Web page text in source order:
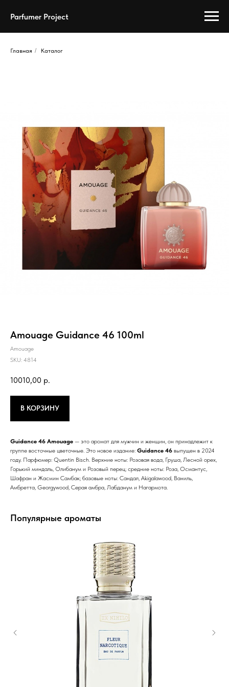
Parfumer Project
Главная / Каталог
Amouage Guidance 46 100ml
Amouage
SKU: 4814
10010,00 р.
В КОРЗИНУ
Guidance 46 Amouage — это аромат для мужчин и женщин, он принадлежит к
группе восточные цветочные. Это новое издание: Guidance 46 выпущен в 2024
году. Парфюмер: Quentin Bisch. Верхние ноты: Розовая вода, Груша, Лесной орех,
Горький миндаль, Олибанум и Розовый перец; средние ноты: Роза, Османтус,
Шафран и Жасмин Самбак; базовые ноты: Сандал, Akigalawood, Ваниль,
Амбретта, Georgywood, Серая амбра, Лабданум и Нагармота.
Популярные ароматы